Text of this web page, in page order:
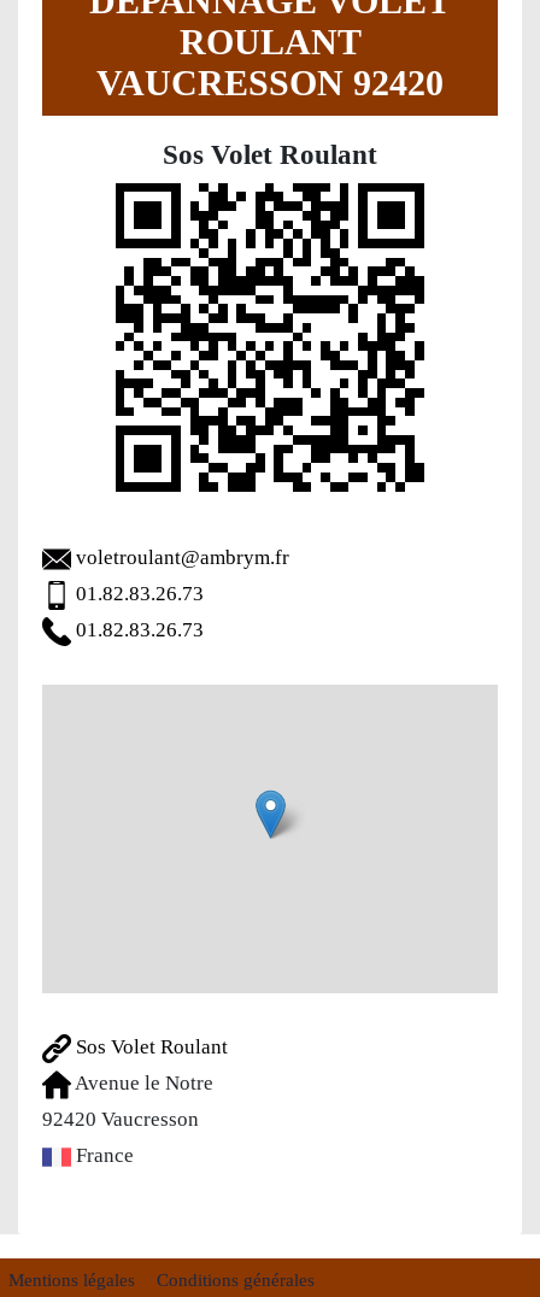
ROULANT
VAUCRESSON 92420
Sos Volet Roulant
voletroulant@ambrym.fr
01.82.83.26.73
01.82.83.26.73
Sos Volet Roulant
Avenue le Notre
92420 Vaucresson
France
Mentions légales Conditions générales